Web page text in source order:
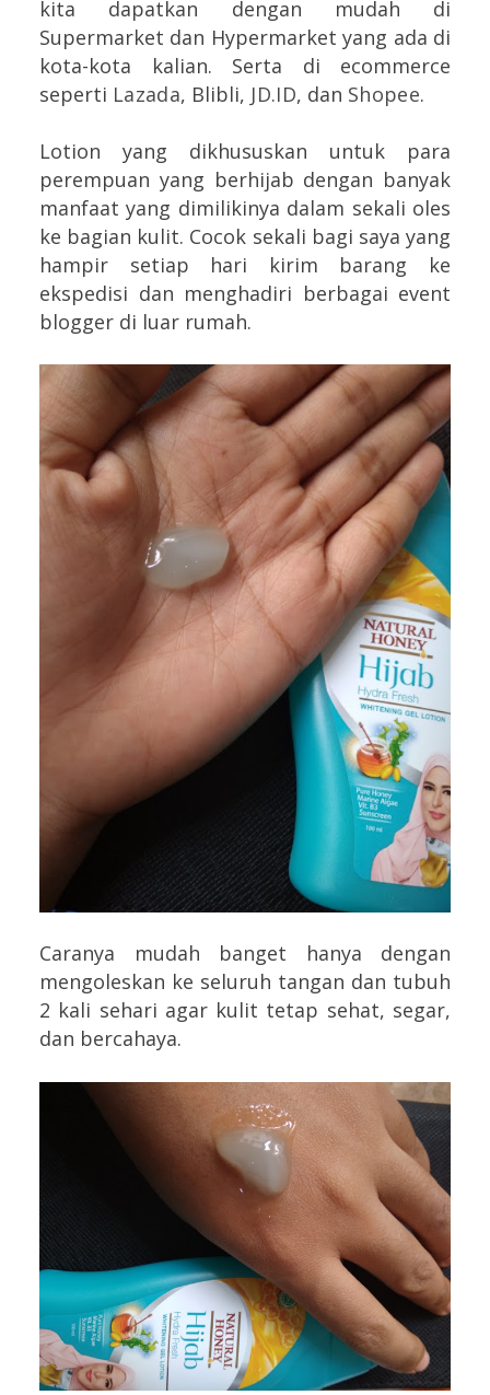
kita dapatkan dengan mudah di
Supermarket dan Hypermarket yang ada di
kota-kota kalian. Serta di ecommerce
seperti Lazada, Blibli, JD.ID, dan Shopee.
Lotion yang dikhususkan untuk para
perempuan yang berhijab dengan banyak
manfaat yang dimilikinya dalam sekali oles
ke bagian kulit. Cocok sekali bagi saya yang
hampir setiap hari kirim barang ke
ekspedisi dan menghadiri berbagai event
blogger di luar rumah.
Caranya mudah banget hanya dengan
mengoleskan ke seluruh tangan dan tubuh
2 kali sehari agar kulit tetap sehat, segar,
dan bercahaya.